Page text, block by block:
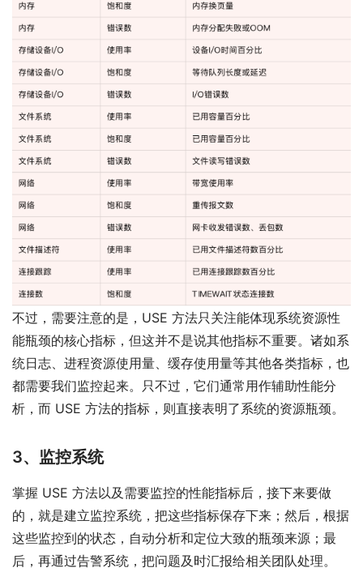
不过，需要注意的是，USE 方法只关注能体现系统资源性
能瓶颈的核心指标，但这并不是说其他指标不重要。诸如系
统日志、进程资源使用量、缓存使用量等其他各类指标，也
都需要我们监控起来。只不过，它们通常用作辅助性能分
析，而 USE 方法的指标，则直接表明了系统的资源瓶颈。
3、监控系统
掌握 USE 方法以及需要监控的性能指标后，接下来要做
的，就是建立监控系统，把这些指标保存下来；然后，根据
这些监控到的状态，自动分析和定位大致的瓶颈来源；最
后，再通过告警系统，把问题及时汇报给相关团队处理。